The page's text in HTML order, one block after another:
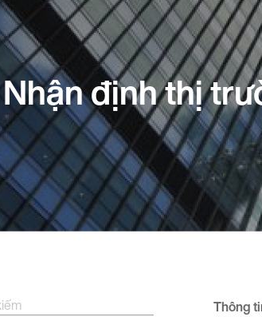
Nhận định thị
Thông